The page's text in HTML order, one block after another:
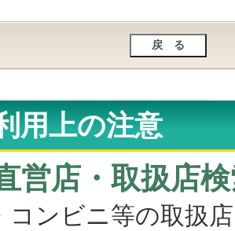
用上の注意
直営店・取扱店
ンビニ等の取扱